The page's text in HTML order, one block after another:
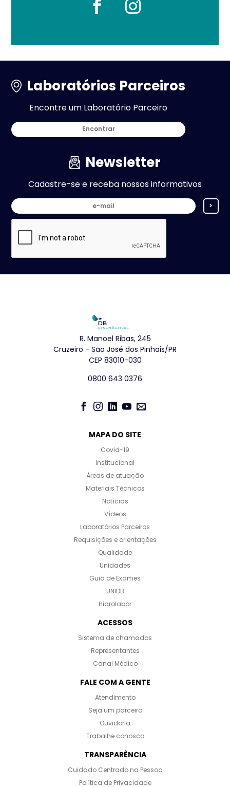
Laboratórios Parceiros
Encontre um Laboratório Parceiro
Encontrar
Newsletter
Cadastre-se e receba nossos informativos
>
R. Manoel Ribas, 245
Cruzeiro - São José dos Pinhais/PR
CEP 83010-030
0800 643 0376
MAPA DO SITE
Covid-19
Institucional
Áreas de atuação
Materiais Técnicos
Notícias
Vídeos
Laboratórios Parceiros
Requisições e orientações
Qualidade
Unidades
Guia de Exames
UNIDB
Hidrolabor
ACESSOS
Sistema de chamados
Representantes
Canal Médico
FALE COM A GENTE
Atendimento
Seja um parceiro
Ouvidoria
Trabalhe conosco
TRANSPARÊNCIA
Cuidado Centrado na Pessoa
Política de Privacidade